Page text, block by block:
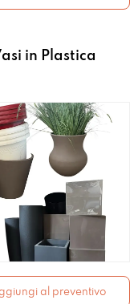
in Plastica
al preventivo